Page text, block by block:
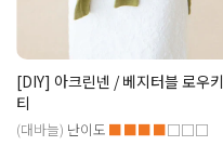
[DIY] 아크린넨 / 베지터블 로우키
티
(대바늘) 난이도 ■■■■□□□